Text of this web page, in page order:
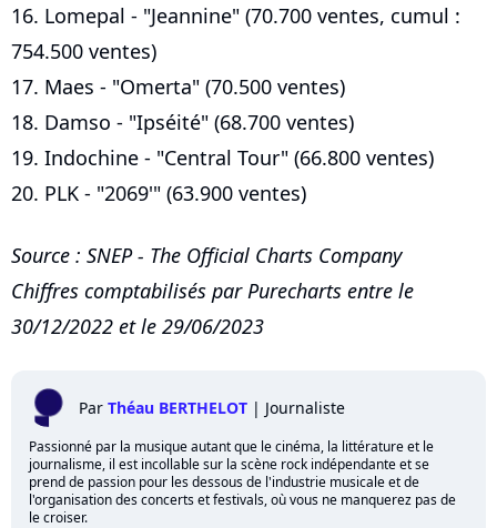
16. Lomepal - "Jeannine" (70.700 ventes, cumul :
754.500 ventes)
17. Maes - "Omerta" (70.500 ventes)
18. Damso - "Ipséité" (68.700 ventes)
19. Indochine - "Central Tour" (66.800 ventes)
20. PLK - "2069'" (63.900 ventes)
Source : SNEP - The Official Charts Company
Chiffres comptabilisés par Purecharts entre le
30/12/2022 et le 29/06/2023
Par Théau BERTHELOT | Journaliste
Passionné par la musique autant que le cinéma, la littérature et le
journalisme, il est incollable sur la scène rock indépendante et se
prend de passion pour les dessous de l'industrie musicale et de
l'organisation des concerts et festivals, où vous ne manquerez pas de
le croiser.